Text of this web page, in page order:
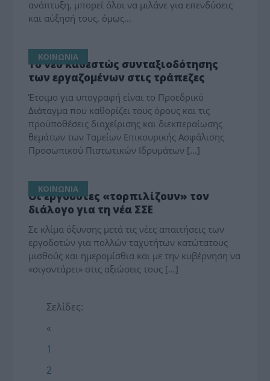
ανάπτυξη, μπορεί όλοι να μιλάνε για επενδύσεις
και αύξησή τους, όμως…
ΚΟΙΝΩΝΙΑ
Το νέο καθεστώς συνταξιοδότησης
των εργαζομένων στις τράπεζες
Έτοιμο για υπογραφή είναι το Προεδρικό
Διάταγμα που καθορίζει τους όρους και τις
προϋποθέσεις διαχείρισης και διεκπεραίωσης
θεμάτων των Ταμείων Επικουρικής Ασφάλισης
Προσωπικού Πιστωτικών Ιδρυμάτων […]
ΚΟΙΝΩΝΙΑ
Οι εργοδότες «τορπιλίζουν» τον
διάλογο για τη νέα ΣΣΕ
Σε κλίμα όξυνσης μετά τις νέες απαιτήσεις των
εργοδοτών για πολλών ταχυτήτων κατώτατους
μισθούς και ημερομίσθια και με την κυβέρνηση να
«σιγοντάρει» στις αξιώσεις τους […]
Σελίδες:
«
1
2